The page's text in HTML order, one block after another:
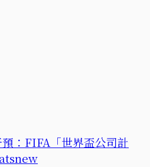
：FIFA「世界盃公司計